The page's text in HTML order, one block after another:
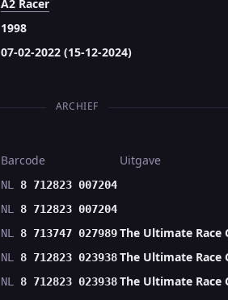
A2 Racer
1998
07-02-2022 (15-12-2024)
ARCHIEF
Barcode Uitgave
NL 8 712823 007204
NL 8 712823 007204
NL 8 713747 027989The Ultimate Race
NL 8 712823 023938The Ultimate Race
NL 8 712823 023938The Ultimate Race